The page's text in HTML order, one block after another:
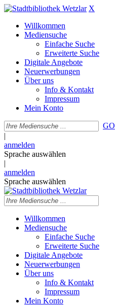
X
Willkommen
Mediensuche
Einfache Suche
Erweiterte Suche
Digitale Angebote
Neuerwerbungen
Über uns
Info & Kontakt
Impressum
Mein Konto
GO
|
anmelden
Sprache auswählen
|
anmelden
Sprache auswählen
Willkommen
Mediensuche
Einfache Suche
Erweiterte Suche
Digitale Angebote
Neuerwerbungen
Über uns
Info & Kontakt
Impressum
Mein Konto